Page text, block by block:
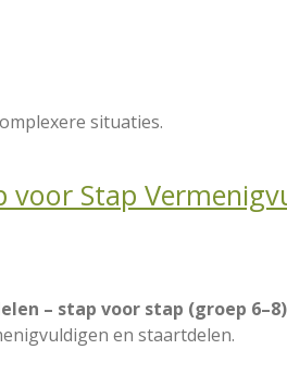
situaties.
voor Stap
– stap voor stap (groep 6–8)
en staartdelen.